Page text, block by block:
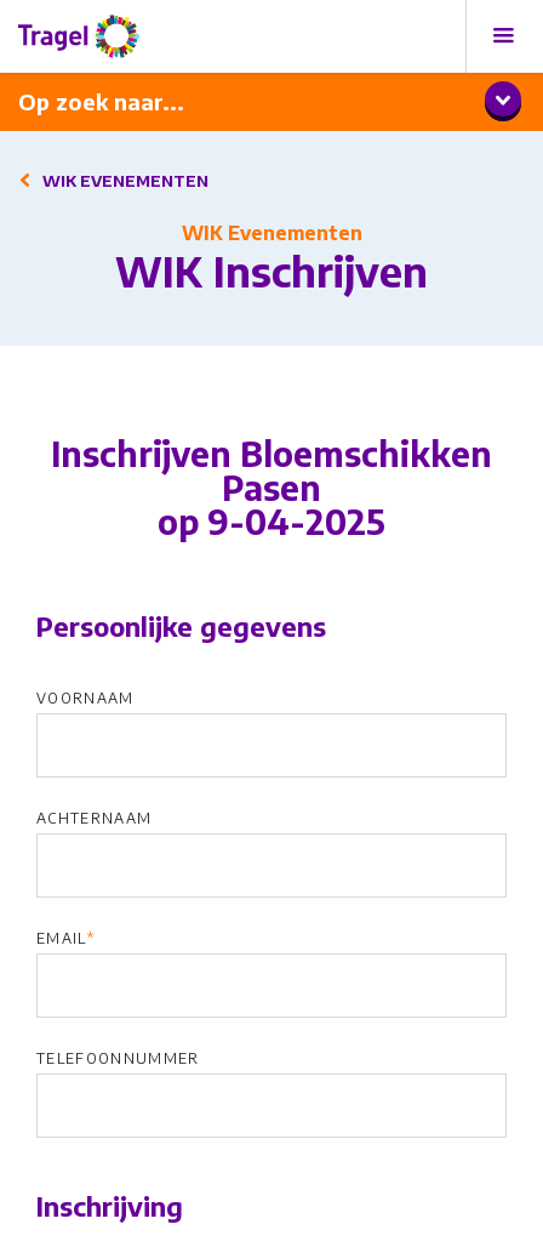
Op zoek naar...
Programma
Diner met wijnarrangement
WIK EVENEMENTEN
WIK Evenementen
WIK Inschrijven
Inschrijven Bloemschikken
Pasen
op 9-04-2025
Persoonlijke gegevens
VOORNAAM
ACHTERNAAM
EMAIL*
TELEFOONNUMMER
Inschrijving